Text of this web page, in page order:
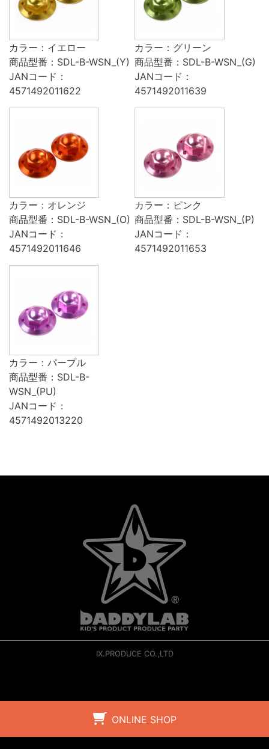
ONLINE SHOP
カラー：イエロー
商品型番：SDL-B-WSN_(Y)
JANコード：
4571492011622
カラー：グリーン
商品型番：SDL-B-WSN_(G)
JANコード：
4571492011639
カラー：オレンジ
商品型番：SDL-B-WSN_(O)
JANコード：
4571492011646
カラー：ピンク
商品型番：SDL-B-WSN_(P)
JANコード：
4571492011653
カラー：パープル
商品型番：SDL-B-
WSN_(PU)
JANコード：
4571492013220
IX.PRODUCE CO.,LTD